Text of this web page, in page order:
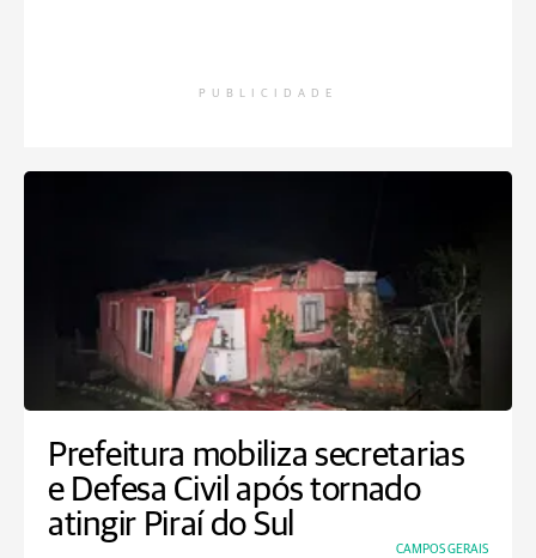
PUBLICIDADE
Prefeitura mobiliza secretarias
e Defesa Civil após tornado
atingir Piraí do Sul
CAMPOS GERAIS